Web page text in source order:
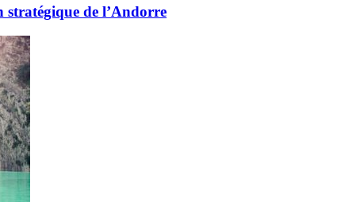
stratégique de l’Andorre